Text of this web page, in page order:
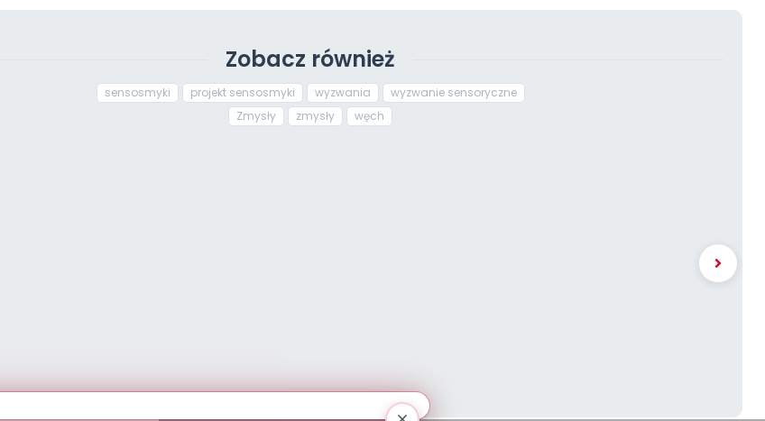
Zobacz również
sensosmyki projekt sensosmyki wyzwania
wyzwanie sensoryczne
Zmysły
zmysły węch